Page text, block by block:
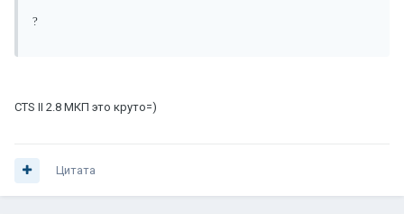
?
CTS II 2.8 МКП это круто=)
Цитата